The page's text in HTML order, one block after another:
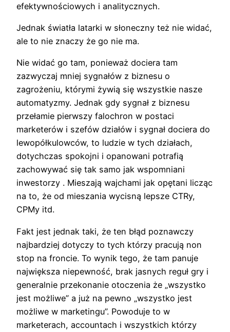
efektywnościowych i analitycznych.
Jednak światła latarki w słoneczny też nie widać,
ale to nie znaczy że go nie ma.
Nie widać go tam, ponieważ dociera tam
zazwyczaj mniej sygnałów z biznesu o
zagrożeniu, którymi żywią się wszystkie nasze
automatyzmy. Jednak gdy sygnał z biznesu
przełamie pierwszy falochron w postaci
marketerów i szefów działów i sygnał dociera do
lewopółkulowców, to ludzie w tych działach,
dotychczas spokojni i opanowani potrafią
zachowywać się tak samo jak wspomniani
inwestorzy . Mieszają wajchami jak opętani licząc
na to, że od mieszania wycisną lepsze CTRy,
CPMy itd.
Fakt jest jednak taki, że ten błąd poznawczy
najbardziej dotyczy to tych którzy pracują non
stop na froncie. To wynik tego, że tam panuje
największa niepewność, brak jasnych reguł gry i
generalnie przekonanie otoczenia że „wszystko
jest możliwe” a już na pewno „wszystko jest
możliwe w marketingu”. Powoduje to w
marketerach, accountach i wszystkich którzy